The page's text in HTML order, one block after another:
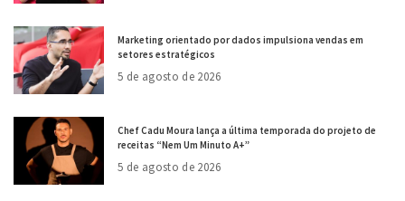
Marketing orientado por dados impulsiona vendas em
setores estratégicos
5 de agosto de 2026
Chef Cadu Moura lança a última temporada do projeto de
receitas “Nem Um Minuto A+”
5 de agosto de 2026